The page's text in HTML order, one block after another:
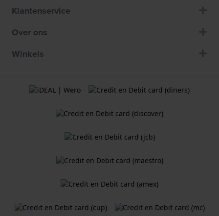
Klantenservice
Over ons
Winkels